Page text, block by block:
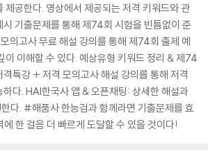
제공한다. 영상에서 제공되는 저격 키워드와 관
시 기출문제를 통해 제74회 시험을 빈틈없이 준
의고사 무료 해설 강의를 통해 제74회 출제 예
이 이해할 수 있다. 예상유형 키워드 정리 & 제74
특강 + 저격 모의고사 해설 강의를 통해 저격
다. HAI한국사 앱 & 오픈채팅: 상세한 해설과
다. #해품사 한능검과 함께라면 기출문제를 효
한 걸음 더 빠르게 도달할 수 있을 것이다!